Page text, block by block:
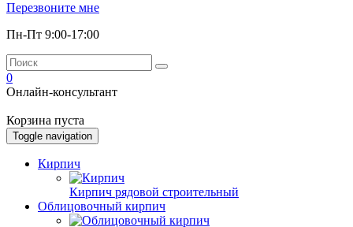
Перезвоните мне
Пн-Пт 9:00-17:00
0
Онлайн-консультант
Корзина пуста
Toggle navigation
Кирпич
Кирпич рядовой строительный
Облицовочный кирпич